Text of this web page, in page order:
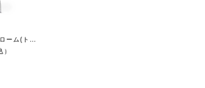
グロッシーXXL 150Rクローム(トップ ナチュレツンドラ）